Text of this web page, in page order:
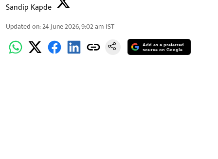
Sandip Kapde
Updated on:24 June 2026, 9:02 am IST
Add as a preferred
source on Google